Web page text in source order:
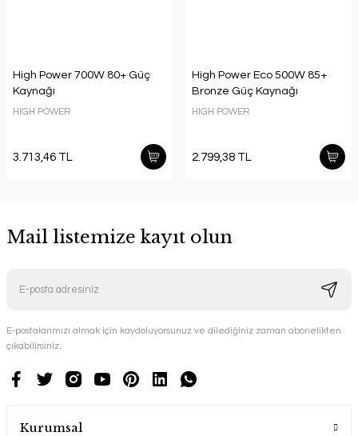
High Power 700W 80+ Güç
Kaynağı
HIGH POWER
3.713,46 TL
High Power Eco 500W 85+
Bronze Güç Kaynağı
HIGH POWER
2.799,38 TL
Mail listemize kayıt olun
E-postalarımızı almak için kaydoluyorsunuz ve dilediğiniz zaman abonelikten
çıkabilirsiniz.
Kurumsal